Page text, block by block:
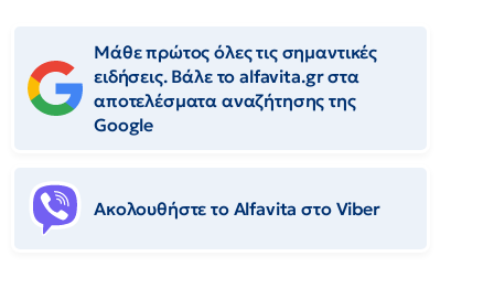
Μάθε πρώτος όλες τις σημαντικές
ειδήσεις. Βάλε το alfavita.gr στα
αποτελέσματα αναζήτησης της
Google
Ακολουθήστε το Αlfavita στο Viber